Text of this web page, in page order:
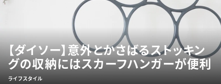
【ダイソー】意外とかさばるストッキン
グの収納にはスカーフハンガーが便利
ライフスタイル